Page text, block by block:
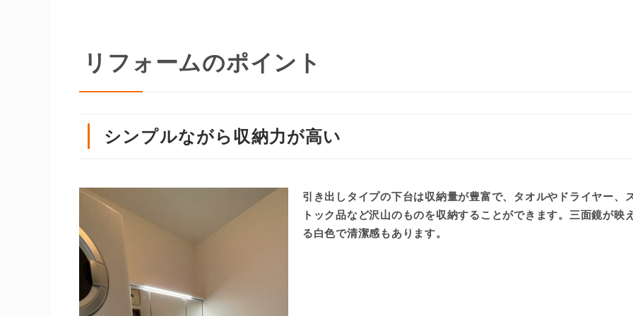
リフォームのポイント
シンプルながら収納力が高い
引き出しタイプの下台は収納量が豊富で、タオルやドライヤー、
トック品など沢山のものを収納することができます。三面鏡が映
る白色で清潔感もあります。